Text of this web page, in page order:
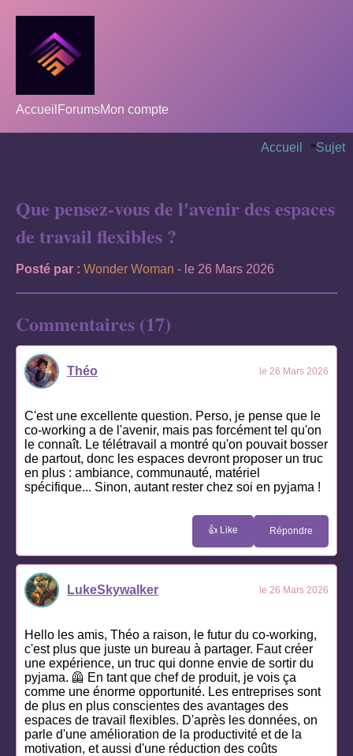
Accueil ForumsMon compte
Accueil >Sujet
Que pensez-vous de l'avenir des espaces
de travail flexibles ?
Posté par : Wonder Woman - le 26 Mars 2026
Commentaires (17)
Théo le 26 Mars 2026
C'est une excellente question. Perso, je pense que le
co-working a de l'avenir, mais pas forcément tel qu'on
le connaît. Le télétravail a montré qu'on pouvait bosser
de partout, donc les espaces devront proposer un truc
en plus : ambiance, communauté, matériel
spécifique... Sinon, autant rester chez soi en pyjama !
👍 Like Répondre
LukeSkywalker le 26 Mars 2026
Hello les amis, Théo a raison, le futur du co-working,
c'est plus que juste un bureau à partager. Faut créer
une expérience, un truc qui donne envie de sortir du
pyjama. 🦺 En tant que chef de produit, je vois ça
comme une énorme opportunité. Les entreprises sont
de plus en plus conscientes des avantages des
espaces de travail flexibles. D'après les données, on
parle d'une amélioration de la productivité et de la
motivation, et aussi d'une réduction des coûts